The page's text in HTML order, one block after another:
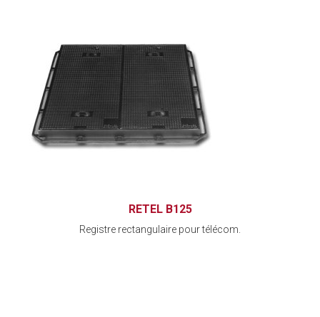
RETEL B125
Registre rectangulaire pour télécom.